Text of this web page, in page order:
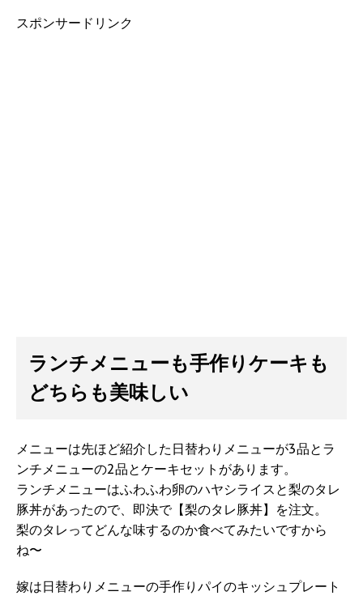
スポンサードリンク
ランチメニューも手作りケーキも
どちらも美味しい
メニューは先ほど紹介した日替わりメニューが3品とラ
ンチメニューの2品とケーキセットがあります。
ランチメニューはふわふわ卵のハヤシライスと梨のタレ
豚丼があったので、即決で【梨のタレ豚丼】を注文。
梨のタレってどんな味するのか食べてみたいですから
ね〜
嫁は日替わりメニューの手作りパイのキッシュプレート